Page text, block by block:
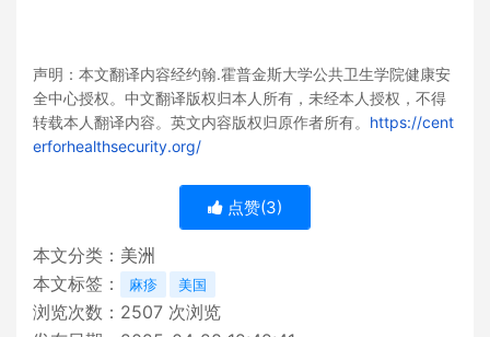
声明：本文翻译内容经约翰.霍普金斯大学公共卫生学院健康安
全中心授权。中文翻译版权归本人所有，未经本人授权，不得
转载本人翻译内容。英文内容版权归原作者所有。 https://cent
erforhealthsecurity.org/
点赞(3)
本文分类： 美洲
本文标签：
麻疹 美国
浏览次数： 2507 次浏览